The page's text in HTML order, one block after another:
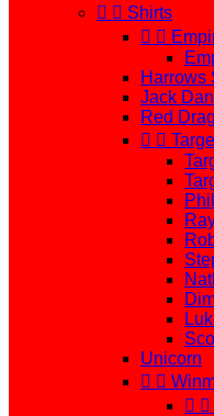
  Shirts
 
Harrows
Jack
Red
 
Unicorn
 
 